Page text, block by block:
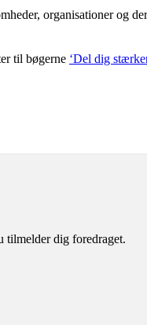
organisationer og
til bøgerne ‘Del dig
tilmelder dig foredraget.